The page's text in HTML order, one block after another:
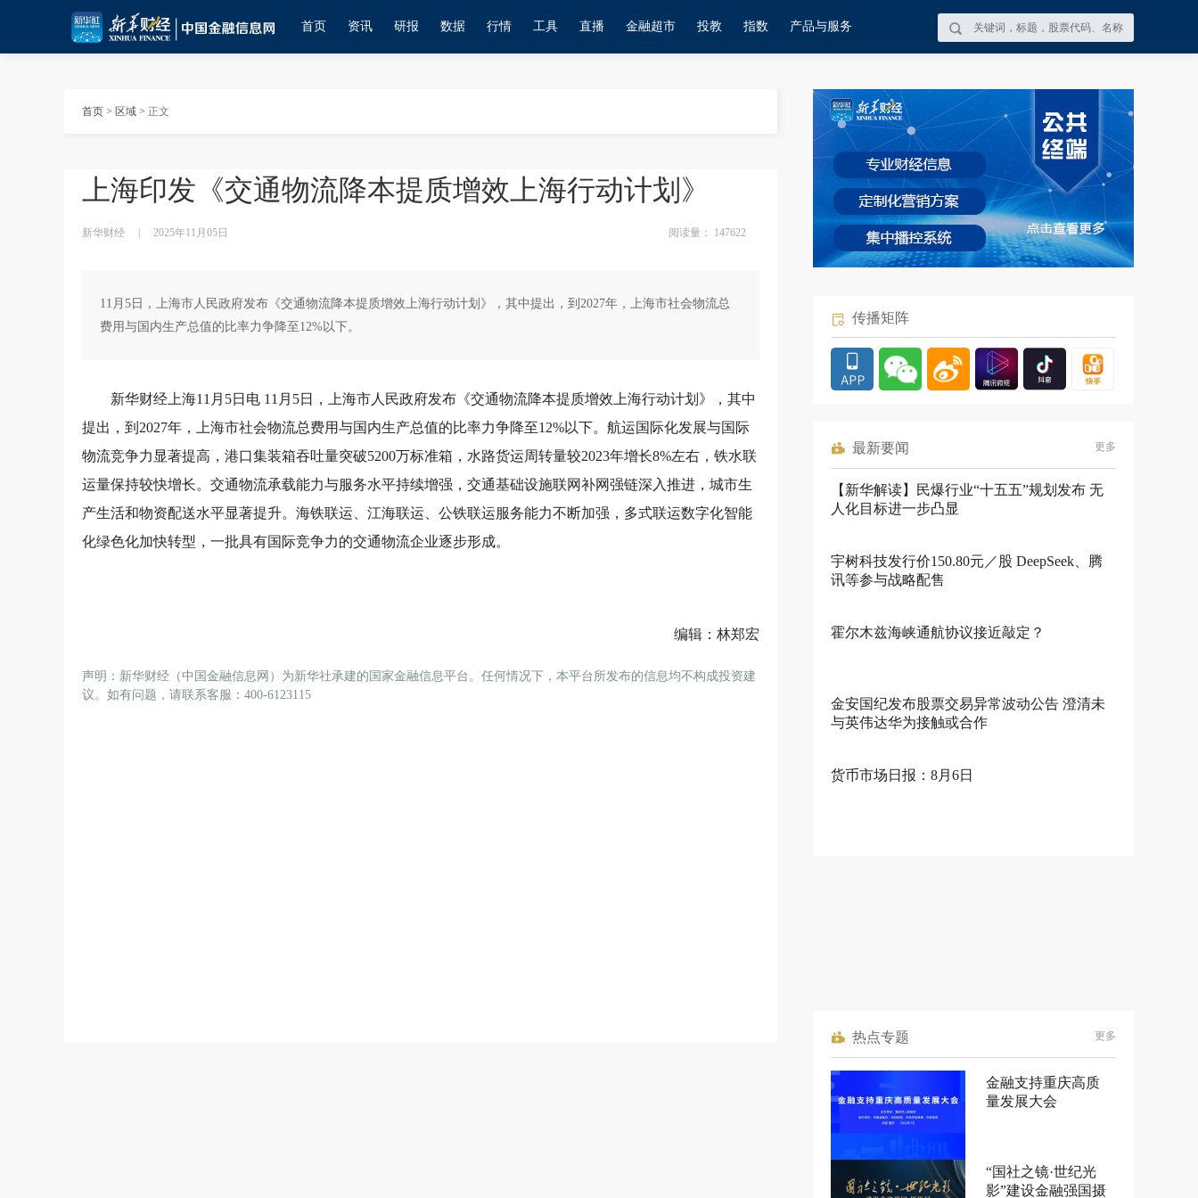
首页 资讯 研报 数据 行情 工具 直播 金融超市 投教 指数 产品与服务
首页 > 区域 > 正文
上海印发《交通物流降本提质增效上海行动计划》
新华财经 2025年11月05日 阅读量： 147622
11月5日，上海市人民政府发布《交通物流降本提质增效上海行动计划》，其中提出，到2027年，上海市社会物流总
费用与国内生产总值的比率力争降至12%以下。
新华财经上海11月5日电 11月5日，上海市人民政府发布《交通物流降本提质增效上海行动计划》，其中
提出，到2027年，上海市社会物流总费用与国内生产总值的比率力争降至12%以下。航运国际化发展与国际
物流竞争力显著提高，港口集装箱吞吐量突破5200万标准箱，水路货运周转量较2023年增长8%左右，铁水联
运量保持较快增长。交通物流承载能力与服务水平持续增强，交通基础设施联网补网强链深入推进，城市生
产生活和物资配送水平显著提升。海铁联运、江海联运、公铁联运服务能力不断加强，多式联运数字化智能
化绿色化加快转型，一批具有国际竞争力的交通物流企业逐步形成。
编辑：林郑宏
声明：新华财经（中国金融信息网）为新华社承建的国家金融信息平台。任何情况下，本平台所发布的信息均不构成投资建
议。如有问题，请联系客服：400-6123115
传播矩阵
最新要闻 更多
【新华解读】民爆行业“十五五”规划发布 无
人化目标进一步凸显
宇树科技发行价150.80元／股 DeepSeek、腾
讯等参与战略配售
霍尔木兹海峡通航协议接近敲定？
金安国纪发布股票交易异常波动公告 澄清未
与英伟达华为接触或合作
货币市场日报：8月6日
热点专题 更多
金融支持重庆高质
量发展大会
“国社之镜·世纪光
影”建设金融强国摄